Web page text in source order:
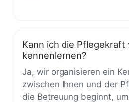
Kann ich die Pflegekraft
kennenlernen?
Ja, wir organisieren ein
zwischen Ihnen und der
die Betreuung beginnt,